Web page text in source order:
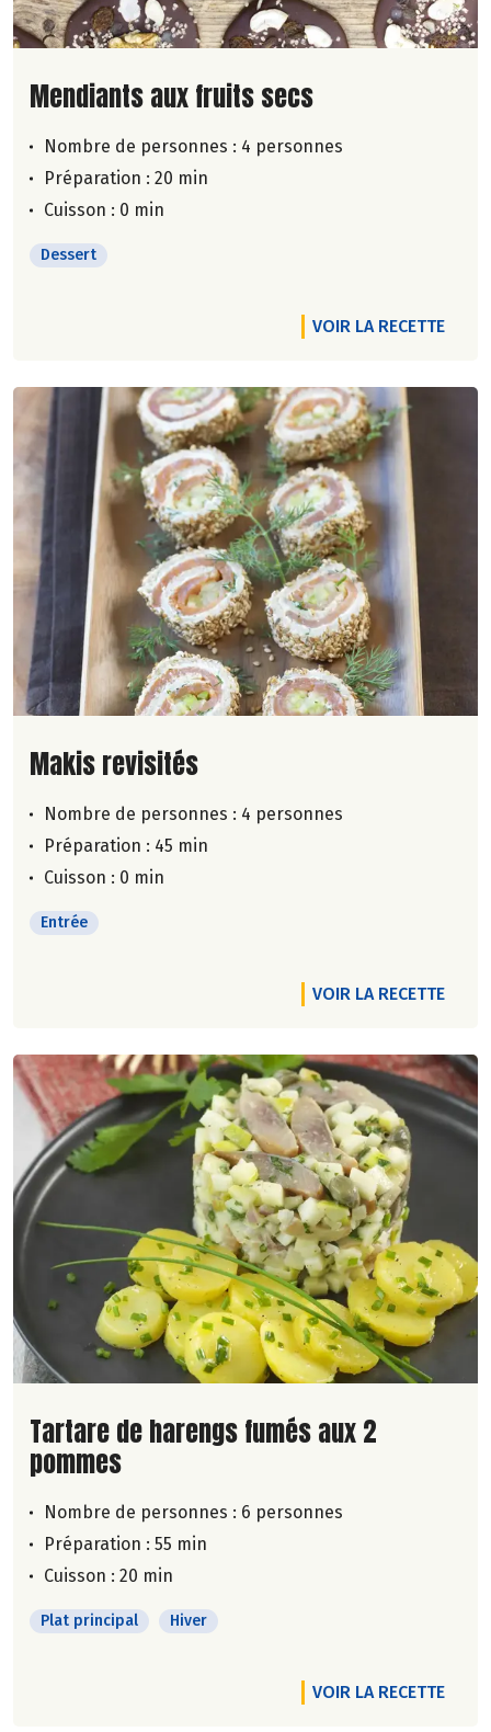
Lire la suite de la recette
Mendiants aux fruits secs
Nombre de personnes : 4 personnes
Préparation : 20 min
Cuisson : 0 min
Dessert
VOIR LA RECETTE
Lire la suite de la recette
Makis revisités
Nombre de personnes : 4 personnes
Préparation : 45 min
Cuisson : 0 min
Entrée
VOIR LA RECETTE
Lire la suite de la recette
Tartare de harengs fumés aux 2
pommes
Nombre de personnes : 6 personnes
Préparation : 55 min
Cuisson : 20 min
Plat principal Hiver
VOIR LA RECETTE